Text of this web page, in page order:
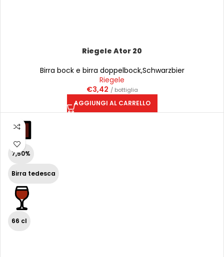
Riegele Ator 20
Birra bock e birra doppelbock,Schwarzbier
Riegele
€3,42 / bottiglia
AGGIUNGI AL CARRELLO
7,50%
Birra tedesca
66 cl